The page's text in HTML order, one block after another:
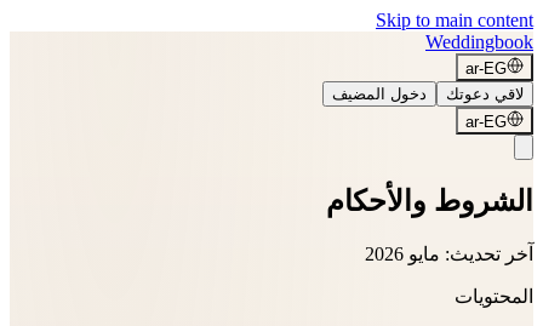
Skip to main content
Weddingbook
ar-EG
لاقي دعوتك
دخول المضيف
ar-EG
الشروط والأحكام
آخر تحديث: مايو 2026
المحتويات